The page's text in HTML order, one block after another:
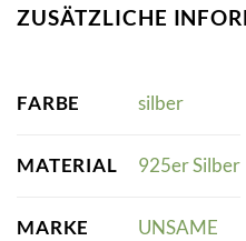
ZUSÄTZLICHE
FARBE silber
MATERIAL 925er Silber
MARKE UNSAME